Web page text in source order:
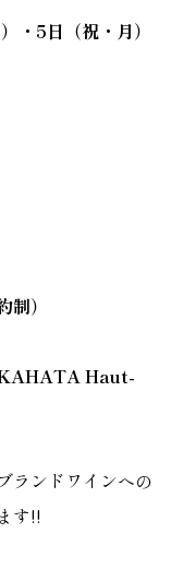
・5日（祝・月）
）
Haut-
ランドワインへの
す!!